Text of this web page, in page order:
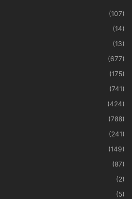
(107)
(14)
(13)
(677)
(175)
(741)
(424)
(788)
(241)
(149)
(87)
(2)
(5)